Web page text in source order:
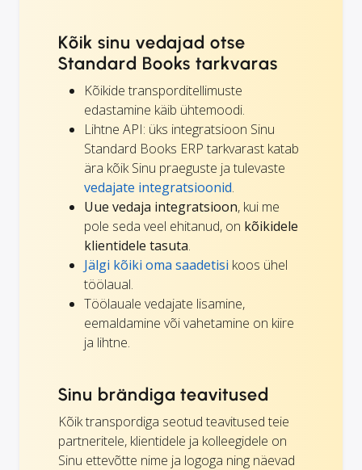
Kõik sinu vedajad otse
Standard Books tarkvaras
Kõikide transporditellimuste
edastamine käib ühtemoodi.
Lihtne API: üks integratsioon Sinu
Standard Books ERP tarkvarast katab
ära kõik Sinu praeguste ja tulevaste
vedajate integratsioonid.
Uue vedaja integratsioon, kui me
pole seda veel ehitanud, on kõikidele
klientidele tasuta.
Jälgi kõiki oma saadetisi koos ühel
töölaual.
Töölauale vedajate lisamine,
eemaldamine või vahetamine on kiire
ja lihtne.
Sinu brändiga teavitused
Kõik transpordiga seotud teavitused teie
partneritele, klientidele ja kolleegidele on
Sinu ettevõtte nime ja logoga ning näevad